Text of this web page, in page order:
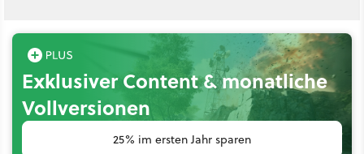
Exklusiver Content & monatliche
Vollversionen
25% im ersten Jahr sparen